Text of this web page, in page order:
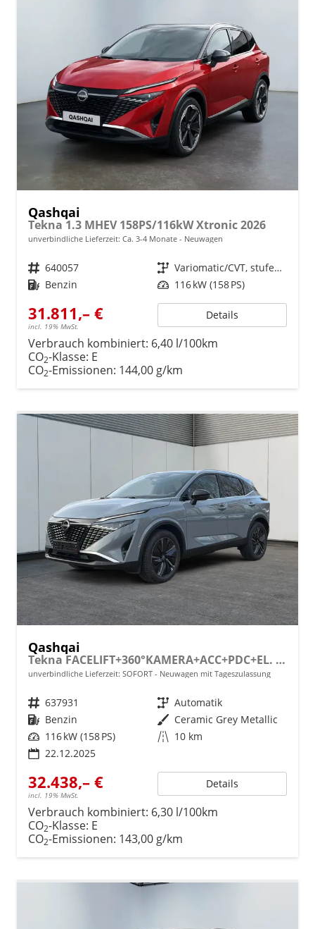
Qashqai
Tekna 1.3 MHEV 158PS/116kW Xtronic 2026
unverbindliche Lieferzeit: Ca. 3-4 Monate Neuwagen
Fahrzeugnr. 640057 Getriebe
Variomatic/CVT, stufenlos
Kraftstoff Benzin Leistung 116 kW (158 PS)
31.811,– €
incl. 19% MwSt.
Details
Verbrauch kombiniert: 6,40 l/100km
CO2-Klasse: E
CO2-Emissionen: 144,00 g/km
Qashqai
Tekna FACELIFT+360°KAMERA+ACC+PDC+EL. HECKKL.
unverbindliche Lieferzeit: SOFORT Neuwagen mit Tageszulassung
Fahrzeugnr. 637931 Getriebe Automatik
Kraftstoff Benzin Außenfarbe Ceramic Grey Metallic
Leistung 116 kW (158 PS) Kilometerstand 10 km
22.12.2025
32.438,– €
incl. 19% MwSt.
Details
Verbrauch kombiniert: 6,30 l/100km
CO2-Klasse: E
CO2-Emissionen: 143,00 g/km